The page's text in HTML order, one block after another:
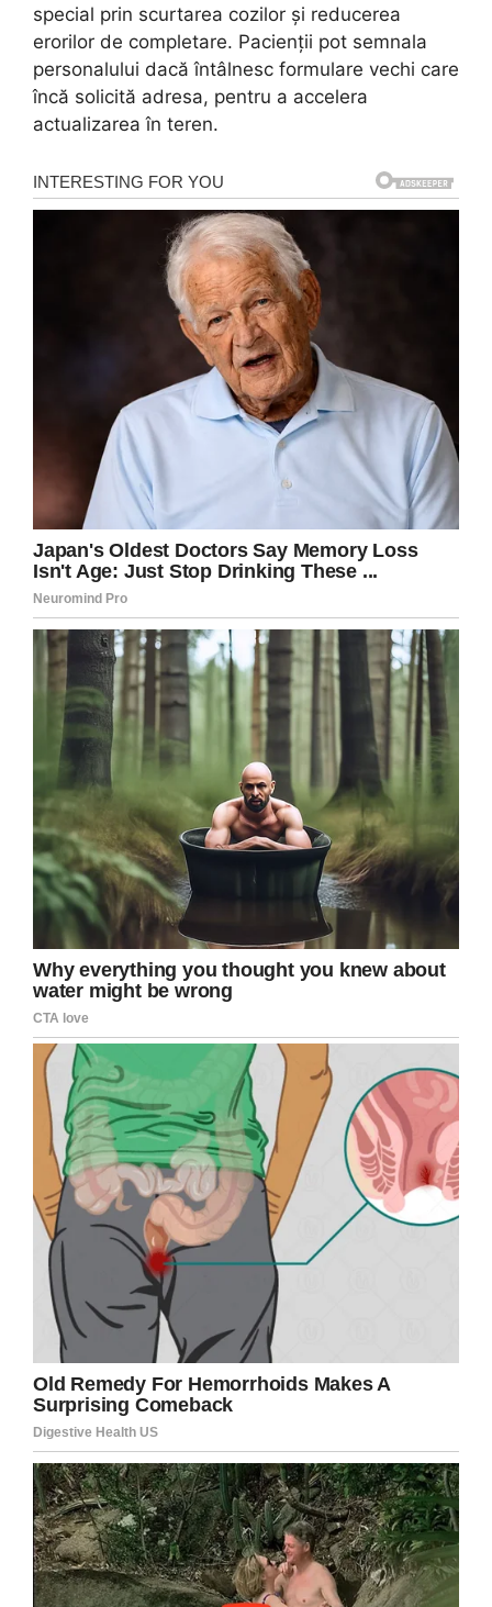
special prin scurtarea cozilor și reducerea
erorilor de completare. Pacienții pot semnala
personalului dacă întâlnesc formulare vechi care
încă solicită adresa, pentru a accelera
actualizarea în teren.